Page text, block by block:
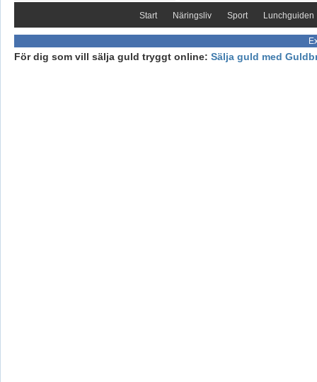
Start Näringsliv Sport Lunchguiden
För dig som vill sälja guld tryggt online: Sälja guld med